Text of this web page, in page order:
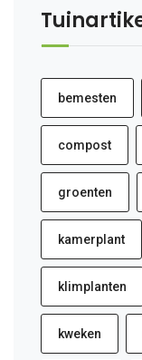
bemesten
compost
groenten
kamerplant
klimplanten
kweken